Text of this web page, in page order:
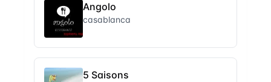
Angolo
casablanca
5 Saisons